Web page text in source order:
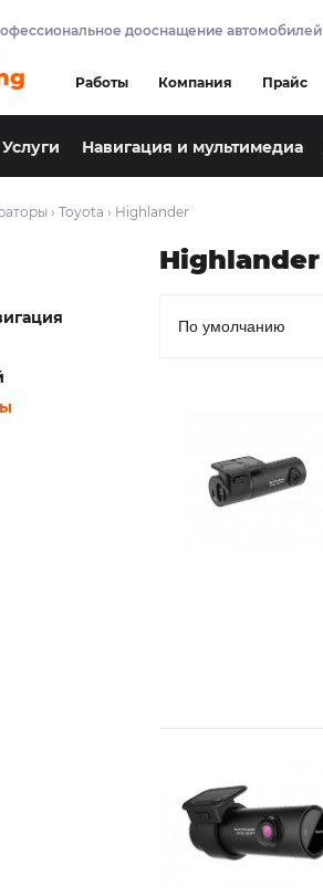
дооснащение автомобилей
Работы Компания Прайс
Услуги Навигация и мультимедиа
› Toyota › Highlander
Highlander